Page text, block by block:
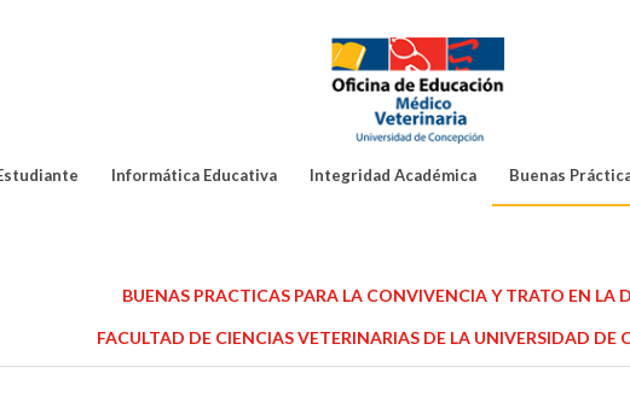
Informática Educativa Integridad Académica Buenas
BUENAS PRACTICAS PARA LA CONVIVENCIA Y TRATO EN LA
FACULTAD DE CIENCIAS VETERINARIAS DE LA UNIVERSIDAD DE